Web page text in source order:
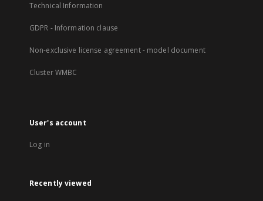
Technical Information
GDPR - Information clause
Non-exclusive license agreement - model document
Cluster WMBC
User's account
Log in
Recently viewed